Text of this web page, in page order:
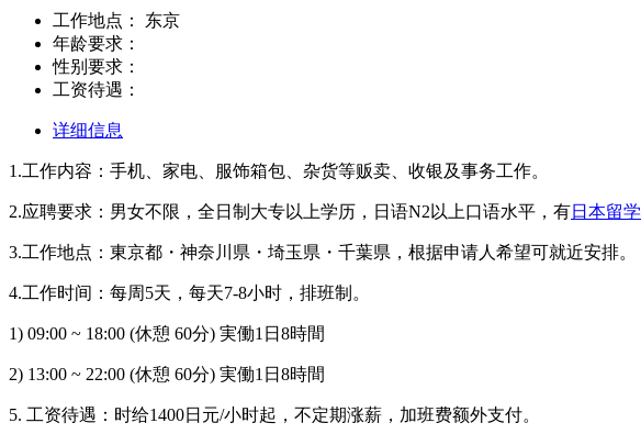
工作地点：
东京
年龄要求：
性别要求：
工资待遇：
详细信息
1.工作内容：手机、家电、服饰箱包、杂货等贩卖、收银及事务工作。
2.应聘要求：男女不限，全日制大专以上学历，日语N2以上口语水平，有日本留学
3.工作地点：東京都・神奈川県・埼玉県・千葉県，根据申请人希望可就近安排。
4.工作时间：每周5天，每天7-8小时，排班制。
1) 09:00 ~ 18:00 (休憩 60分) 実働1日8時間
2) 13:00 ~ 22:00 (休憩 60分) 実働1日8時間
5. 工资待遇：时给1400日元/小时起，不定期涨薪，加班费额外支付。